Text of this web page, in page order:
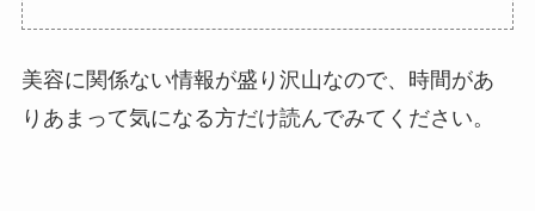
美容に関係ない情報が盛り沢山なので、時間があ
りあまって気になる方だけ読んでみてください。